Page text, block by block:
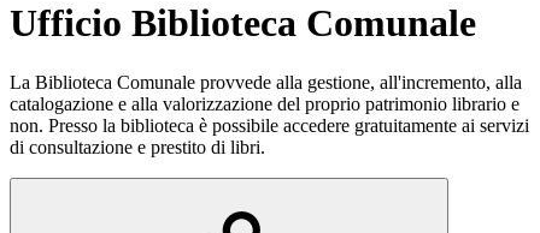
Ufficio Biblioteca Comunale
La Biblioteca Comunale provvede alla gestione, all'incremento, alla
catalogazione e alla valorizzazione del proprio patrimonio librario e
non. Presso la biblioteca è possibile accedere gratuitamente ai servizi
di consultazione e prestito di libri.